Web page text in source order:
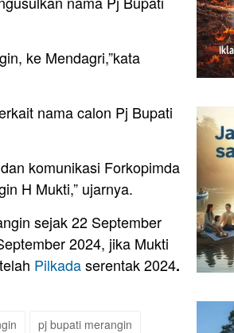
ke Mendagri,”kata
nama calon Pj Bupati
komunikasi Forkopimda
H Mukti,” ujarnya.
sejak 22 September
2024, jika Mukti
Pilkadaserentak 2024.
pj bupati merangin